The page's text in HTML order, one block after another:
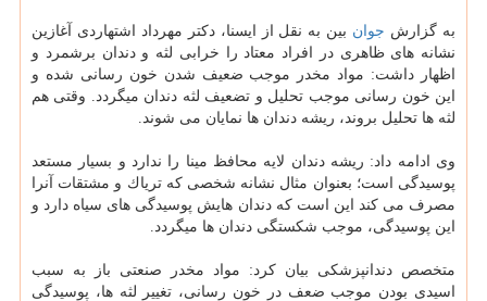
به گزارش جوان بین به نقل از ایسنا، دكتر مهرداد اشتهاردی آغازین
نشانه های ظاهری در افراد معتاد را خرابی لثه و دندان برشمرد و
اظهار داشت: مواد مخدر موجب ضعیف شدن خون رسانی شده و
این خون رسانی موجب تحلیل و تضعیف لثه دندان میگردد. وقتی هم
لثه ها تحلیل بروند، ریشه دندان ها نمایان می شوند.
وی ادامه داد: ریشه دندان لایه محافظ مینا را ندارد و بسیار مستعد
پوسیدگی است؛ بعنوان مثال نشانه شخصی كه تریاك و مشتقات آنرا
مصرف می كند این است كه دندان هایش پوسیدگی های سیاه دارد و
این پوسیدگی، موجب شكستگی دندان ها میگردد.
متخصص دندانپزشكی بیان كرد: مواد مخدر صنعتی باز به سبب
اسیدی بودن موجب ضعف در خون رسانی، تغییر لثه ها، پوسیدگی